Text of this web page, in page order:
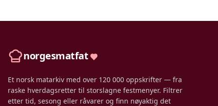
norgesmatfat
Et norsk matarkiv med over 120 000 oppskrifter — fra
raske hverdagsretter til storslagne festmenyer. Filtrer
etter tid, sesong eller råvarer og finn nøyaktig det